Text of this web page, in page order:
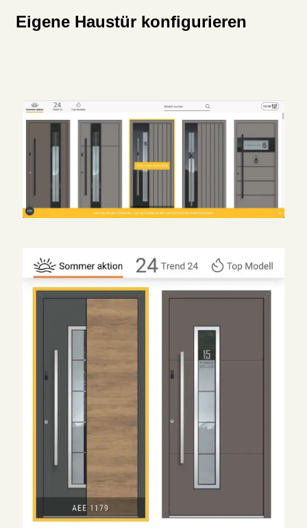
Eigene Haustür konfigurieren